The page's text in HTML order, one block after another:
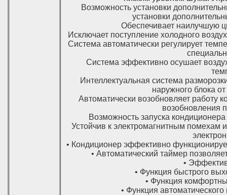
Возможность установки
установки
Обеспечивает наилучшую
Исключает поступление холодного
Система автоматически регулирует
Система эффективно осушает
Интеллектуальная система
наружного блока
Автоматически возобновляет работу
возобновления
Возможность запуска
Устойчив к электромагнитным помехам
• Кондиционер эффективно
• Автоматический таймер
•
• Функция быстрого
• Функция
• Функция